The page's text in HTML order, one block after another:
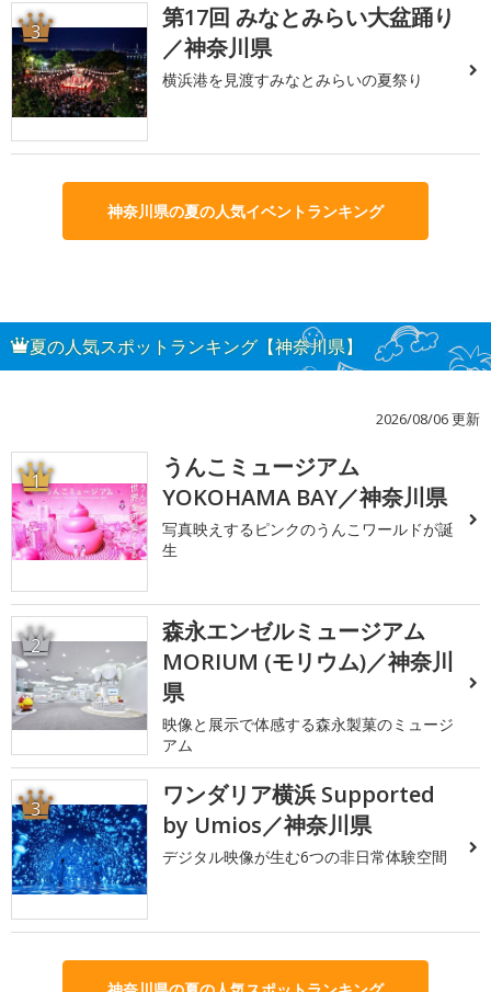
3
第17回 みなとみらい大盆踊り
／神奈川県
横浜港を見渡すみなとみらいの夏祭り
神奈川県の夏の人気イベントランキング
夏の人気スポットランキング【神奈川県】
2026/08/06 更新
1
うんこミュージアム
YOKOHAMA BAY／神奈川県
写真映えするピンクのうんこワールドが誕
生
2
森永エンゼルミュージアム
MORIUM (モリウム)／神奈川
県
映像と展示で体感する森永製菓のミュージ
アム
3
ワンダリア横浜 Supported
by Umios／神奈川県
デジタル映像が生む6つの非日常体験空間